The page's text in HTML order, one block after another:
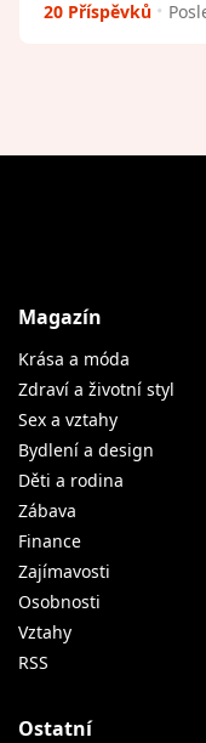
20 Příspěvků
Magazín
Krása a móda
Zdraví a životní styl
Sex a vztahy
Bydlení a design
Děti a rodina
Zábava
Finance
Zajímavosti
Osobnosti
Vztahy
RSS
Ostatní